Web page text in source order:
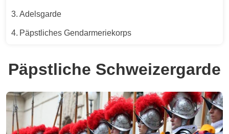
Adelsgarde
Päpstliches Gendarmeriekorps
Päpstliche Schweizergarde